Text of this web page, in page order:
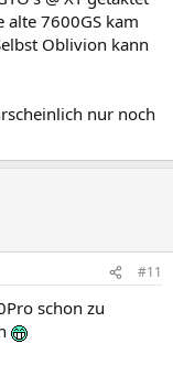
7600GS kam
Oblivion kann
nur noch
#11
schon zu